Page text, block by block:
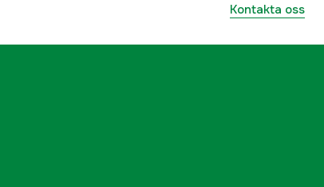
Kontakta oss